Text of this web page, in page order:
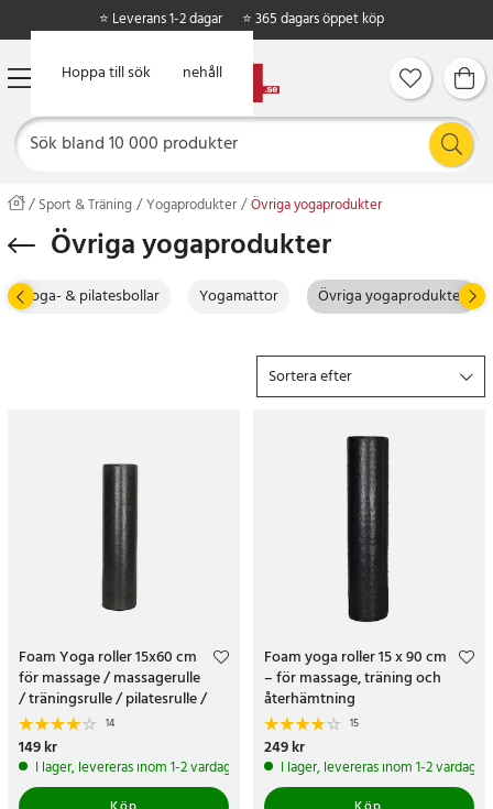
Hoppa till huvudinnehåll
Hoppa till sök
⭐ Leverans 1-2 dagar ⭐ 365 dagars öppet köp
Sport & Träning Yogaprodukter Övriga yogaprodukter
Övriga yogaprodukter
Yoga- & pilatesbollar Yogamattor Övriga yogaprodukter
Sortera efter
Foam Yoga roller 15x60 cm
för massage / massagerulle
/ träningsrulle / pilatesrulle /
balansrulle
14
Pris:149 kr
149 kr
I lager, levereras inom 1-2 vardagar
Foam yoga roller 15 x 90 cm
– för massage, träning och
återhämtning
15
Pris:249 kr
249 kr
I lager, levereras inom 1-2 vardagar